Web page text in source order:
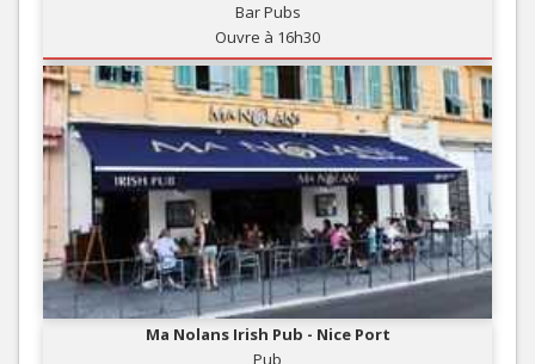
Bar Pubs
Ouvre à 16h30
Ma Nolans Irish Pub - Nice Port
Pub